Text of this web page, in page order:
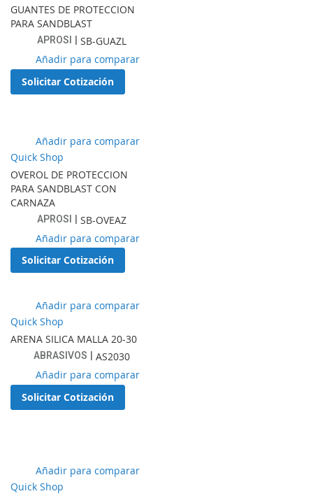
de
favoritos
GUANTES DE PROTECCION
PARA SANDBLAST
APROSI
SB-GUAZL
Añadir
a
lista
Añadir para comparar
Solicitar Cotización
Añadir
a
de
favoritos
Añadir para comparar
Quick Shop
OVEROL DE PROTECCION
PARA SANDBLAST CON
CARNAZA
APROSI
SB-OVEAZ
Añadir
a
lista
Añadir para comparar
Solicitar Cotización
Añadir
a
de
favoritos
Añadir para comparar
Quick Shop
ARENA SILICA MALLA 20-30
ABRASIVOS
AS2030
Añadir
a
lista
Añadir para comparar
Solicitar Cotización
Añadir
a
Añadir para comparar
Quick Shop